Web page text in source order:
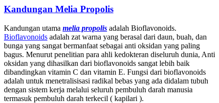
Kandungan Melia Propolis
Kandungan utama melia propolis adalah Bioflavonoids.
Bioflavonoids adalah zat warna yang berasal dari daun, buah, dan
bunga yang sangat bermanfaat sebagai anti oksidan yang paling
bagus. Menurut penelitian para ahli kedokteran diseluruh dunia, Anti
oksidan yang dihasilkan dari bioflavonoids sangat lebih baik
dibandingkan vitamin C dan vitamin E. Fungsi dari bioflavonoids
adalah untuk menetralisisasi radikal bebas yang ada didalam tubuh
dengan sistem kerja melalui seluruh pembuluh darah manusia
termasuk pembuluh darah terkecil ( kapilari ).